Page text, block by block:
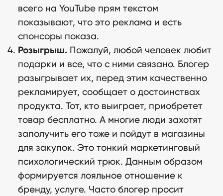
всего на YouTube прям текстом
показывают, что это реклама и есть
спонсоры показа.
Розыгрыш. Пожалуй, любой человек любит
подарки и все, что с ними связано. Блогер
разыгрывает их, перед этим качественно
рекламирует, сообщает о достоинствах
продукта. Тот, кто выиграет, приобретет
товар бесплатно. А многие люди захотят
заполучить его тоже и пойдут в магазины
для закупок. Это тонкий маркетинговый
психологический трюк. Данным образом
формируется лояльное отношение к
бренду, услуге. Часто блогер просит